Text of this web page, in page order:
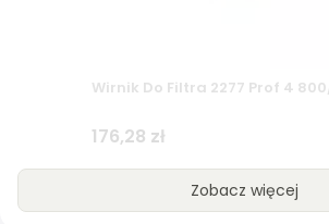
Prodac Woreczek Na Wkłady
10,54 zł
Zobacz więcej